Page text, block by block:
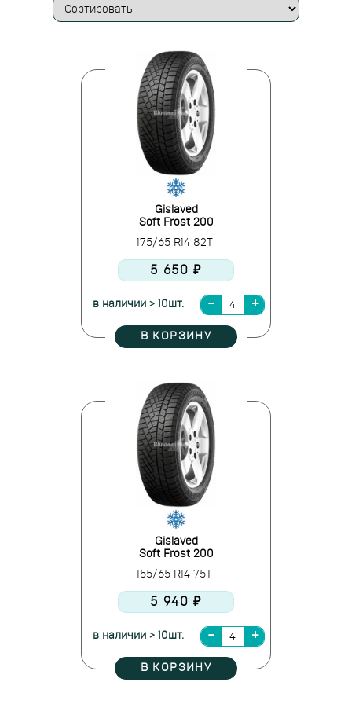
Gislaved
Soft Frost 200
175/65 R14 82T
5 650 ₽
в наличии > 10шт.
В КОРЗИНУ
Gislaved
Soft Frost 200
155/65 R14 75T
5 940 ₽
в наличии > 10шт.
В КОРЗИНУ